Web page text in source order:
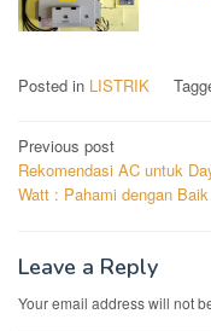
Posted in LISTRIK
Post
navigation
Previous post
Rekomendasi AC untuk
Watt : Pahami dengan Baik
Leave a Reply
Your email address will not